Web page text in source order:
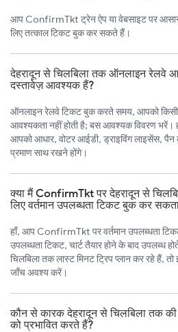
आप ConfirmTkt ट्रेन ऐप या वेबसाइट पर
लिए तत्काल टिकट बुक कर सकते हैं।
देहरादून से चिलबिला तक ऑनलाइन रेलवे
दस्तावेज़ आवश्यक हैं?
ऑनलाइन रेलवे टिकट बुक करते समय, आपको किसी
आवश्यकता नहीं होती है; बस आवश्यक विवरण भरें।
आपको आधार, वोटर आईडी, ड्राइविंग लाइसेंस, पैन
प्रमाण साथ रखने होंगे।
क्या मैं ConfirmTkt पर देहरादून से
लिए वर्तमान उपलब्धता टिकट बुक कर
हाँ, आप ConfirmTkt पर वर्तमान उपलब्धता
उपलब्धता टिकट, चार्ट तैयार होने के बाद उपलब्ध
चिलबिला तक लास्ट मिनट ट्रिप प्लान कर रहे हैं, तो
जाँच अवश्य करें।
कौन से कारक देहरादून से चिलबिला तक
को प्रभावित करते हैं?